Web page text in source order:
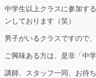
中学生以上クラスに参加す
ンしております（笑）
男子がいるクラスですので
ご興味ある方は、是非「中
講師、スタッフ一同、お待